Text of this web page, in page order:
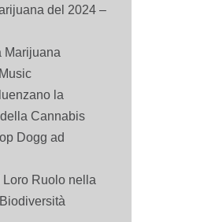
del 2024 –
Marijuana
la
Cannabis
Dogg ad
Ruolo nella